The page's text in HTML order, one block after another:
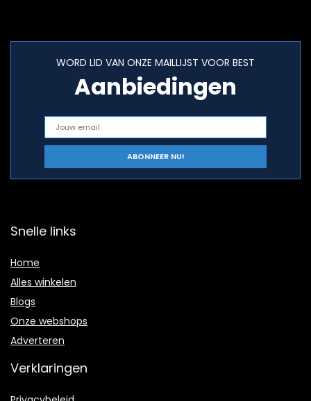
WORD LID VAN ONZE MAILLIJST VOOR BEST
Aanbiedingen
Snelle links
Home
Alles winkelen
Blogs
Onze webshops
Adverteren
Verklaringen